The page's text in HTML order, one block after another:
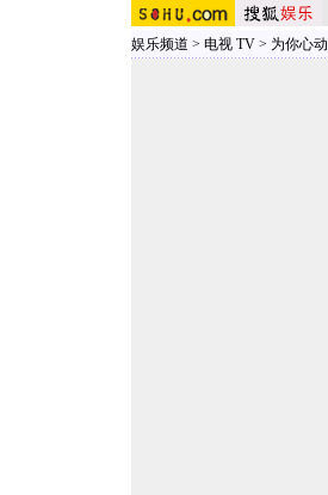
娱乐频道 > 电视 TV > 为你心动